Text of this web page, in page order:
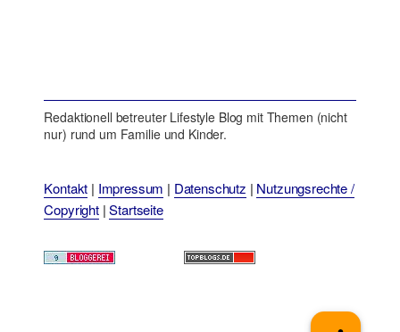
Redaktionell betreuter Lifestyle Blog mit Themen (nicht
nur) rund um Familie und Kinder.
Kontakt | Impressum | Datenschutz | Nutzungsrechte /
Copyright|Startseite